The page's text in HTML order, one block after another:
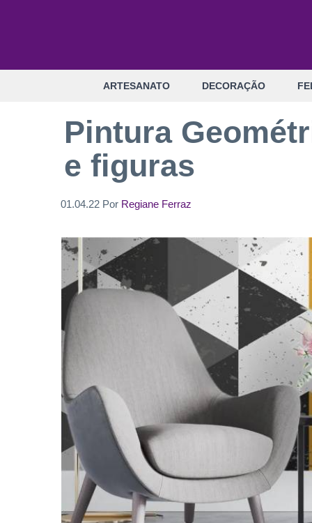
ARTESANATO DECORAÇÃO
Pintura
e figuras
01.04.22 Por Regiane Ferraz